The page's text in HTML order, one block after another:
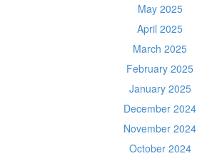
May 2025
April 2025
March 2025
February 2025
January 2025
December 2024
November 2024
October 2024